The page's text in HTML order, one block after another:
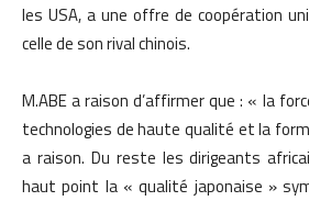
les USA, a une offre de coopération
celle de son rival chinois.
M.ABE a raison d’affirmer que : « la
technologies de haute qualité et la
a raison. Du reste les dirigeants
haut point la « qualité japonaise »